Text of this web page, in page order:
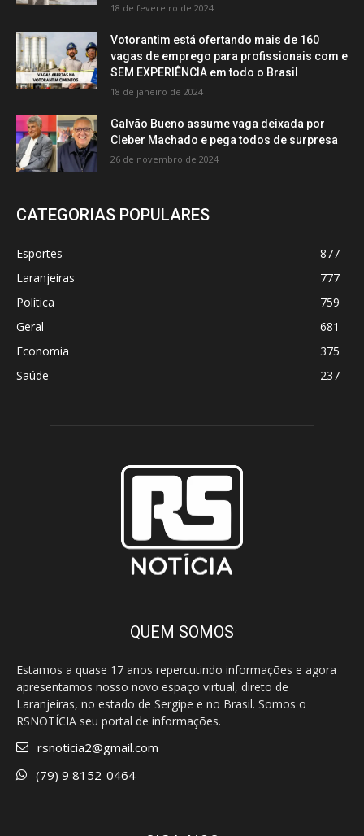
18 de fevereiro de 2024
Votorantim está ofertando mais de 160
vagas de emprego para profissionais com e
SEM EXPERIÊNCIA em todo o Brasil
18 de janeiro de 2024
Galvão Bueno assume vaga deixada por
Cleber Machado e pega todos de surpresa
26 de novembro de 2024
CATEGORIAS POPULARES
Esportes
877
Laranjeiras
777
Política
759
Geral
681
Economia
375
Saúde
237
QUEM SOMOS
Estamos a quase 17 anos repercutindo informações e agora
apresentamos nosso novo espaço virtual, direto de
Laranjeiras, no estado de Sergipe e no Brasil. Somos o
RSNOTÍCIA seu portal de informações.
rsnoticia2@gmail.com
(79) 9 8152-0464